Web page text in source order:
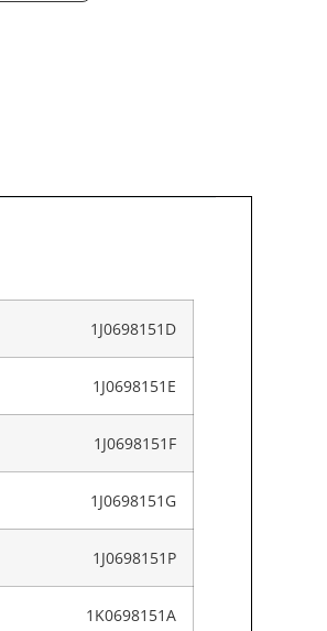
1J0698151D
1J0698151E
1J0698151F
1J0698151G
1J0698151P
1K0698151A